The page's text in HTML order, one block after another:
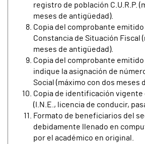
registro de población C.U.R.P.
meses de antigüedad).
Copia del comprobante emitido
Constancia de Situación Fiscal
meses de antigüedad).
Copia del comprobante emitido
indique la asignación de
Social (máximo con dos meses
Copia de identificación
(I.N.E., licencia de conducir,
Formato de beneficiarios del
debidamente llenado en
por el académico en original.